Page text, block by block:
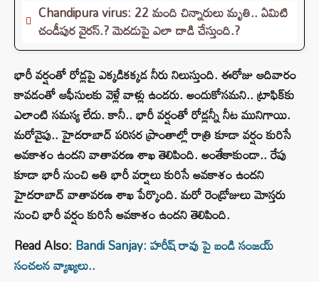
Chandipura virus: 22 మంది చిన్నారులు మృతి.. ఏమిటి
చండీపుర వైరస్.? మెదడుపై ఎలా దాడి చేస్తుంది.?
భారీ వర్షంతో రోడ్లపై ఎక్కడికక్కడ నీరు నిలుస్తుంది. ఈరోజు ఆదివారం
కావడంతో ఆఫీసులకు వెళ్లే వాళ్లు ఉండరు. అందుకోసమని.. ట్రాఫిక్⁭కు
ఎలాంటి సమస్య లేదు. కానీ.. భారీ వర్షంతో రోడ్లన్నీ నీట మునిగాయి.
మరోవైపు.. హైదరాబాద్ పరిసర ప్రాంతాల్లో రాత్రి కూడా వర్షం కురిసే
అవకాశం ఉందని వాతావరణ శాఖ తెలిపింది. అంతేకాకుండా.. రేపు
కూడా భారీ నుంచి అతి భారీ వర్షాలు కురిసే అవకాశం ఉందని
హైదరాబాద్ వాతావరణ శాఖ పేర్కొంది. మరో రెండ్రోజులు మోస్తరు
నుంచి భారీ వర్షం కురిసే అవకాశం ఉందని తెలిపింది.
Read Also: Bandi Sanjay: హరీష్ రావు పై బండి సంజయ్
సంచలన వ్యాఖ్యలు..